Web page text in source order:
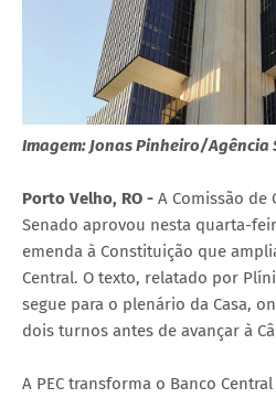
Imagem: Jonas Pinheiro/Agência
Porto Velho, RO - A Comissão de
Senado aprovou nesta quarta-
emenda à Constituição que
Central. O texto, relatado por
segue para o plenário da Casa,
dois turnos antes de avançar à
A PEC transforma o Banco